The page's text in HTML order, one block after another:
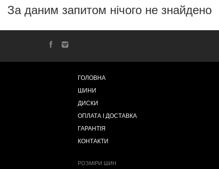
За даним запитом нічого не знайдено
ГОЛОВНА
ШИНИ
ДИСКИ
ОПЛАТА І ДОСТАВКА
ГАРАНТІЯ
КОНТАКТИ
РОЗМІРИ ШИН